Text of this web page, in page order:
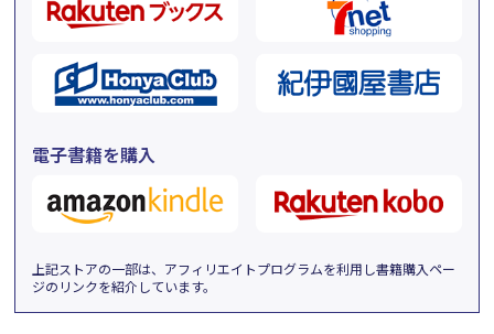
電子書籍を購入
上記ストアの一部は、アフィリエイトプログラムを利用し書籍購入ペー
ジのリンクを紹介しています。